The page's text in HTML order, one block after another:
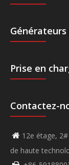
Prise en
Contactez-
 12e étage,
de haute